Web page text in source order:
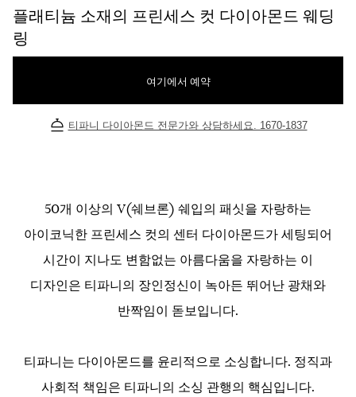
플래티늄 소재의 프린세스 컷 다이아몬드 웨딩
링
여기에서 예약
티파니 다이아몬드 전문가와 상담하세요. 1670-1837
50개 이상의 V(쉐브론) 쉐입의 패싯을 자랑하는
아이코닉한 프린세스 컷의 센터 다이아몬드가 세팅되어
시간이 지나도 변함없는 아름다움을 자랑하는 이
디자인은 티파니의 장인정신이 녹아든 뛰어난 광채와
반짝임이 돋보입니다.
티파니는 다이아몬드를 윤리적으로 소싱합니다. 정직과
사회적 책임은 티파니의 소싱 관행의 핵심입니다.